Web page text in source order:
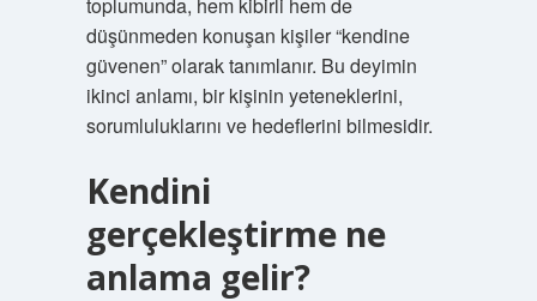
düşünmeden konuşan kişiler “kendine
güvenen” olarak tanımlanır. Bu deyimin
ikinci anlamı, bir kişinin yeteneklerini,
sorumluluklarını ve hedeflerini bilmesidir.
Kendini
gerçekleştirme ne
anlama gelir?